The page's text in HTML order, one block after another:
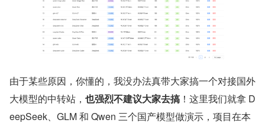
由于某些原因，你懂的，我没办法真带大家搞一个对接国外
大模型的中转站， 也强烈不建议大家去搞 ！这里我们就拿 D
eepSeek、GLM 和 Qwen 三个国产模型做演示，项目在本